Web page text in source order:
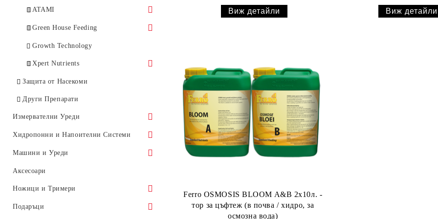
pH Регулатори
DryPart
Добавки
pH Регулатори
Добавки
ATAMI
Добавки
Green House Feeding
MINERAL
Growth Technology
Xpert Nutrients
Основни Торове
Стимулатори за Корени
Стимулатори за Цъфтеж
Други Добавки
Защита от Насекоми
Други Препарати
Измервателни Уреди
Мерителни Чашки, Спринцовки,
Хидропонни и Напоителни Системи
Хидропонни и Аеропонни Системи
Хидропонни и Аеропонни
Помпи и Компресори
Водни Помпи
Въздушни Помпи
Аериращи Камъни
Части и Аксесоари
Машини и Уреди
Микроскопи
Машини за Екстракт
Аксесоари
Ножици и Тримери
Ножици
Подаръци
Виж детайли Виж детайли
Ferro OSMOSIS BLOOM A&B 2x10л. -
тор за цъфтеж (в почва / хидро, за
осмозна вода)